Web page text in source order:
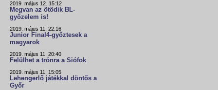
2019. május 12. 15:12
Megvan az ötödik BL-
győzelem is!
2019. május 11. 22:16
Junior Final4-győztesek a
magyarok
2019. május 11. 20:40
Felülhet a trónra a Siófok
2019. május 11. 15:05
Lehengerlő játékkal döntős a
Győr